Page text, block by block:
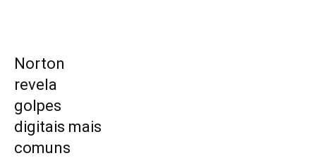
Norton
revela
golpes
digitais mais
comuns